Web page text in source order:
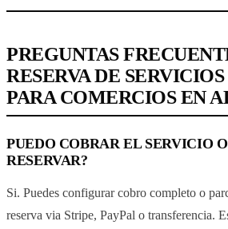
PREGUNTAS
RESERVA DE
PARA COMERCIOS EN
PUEDO COBRAR EL SERVICIO
RESERVAR?
Si. Puedes configurar cobro completo o
reserva via Stripe, PayPal o transferencia.